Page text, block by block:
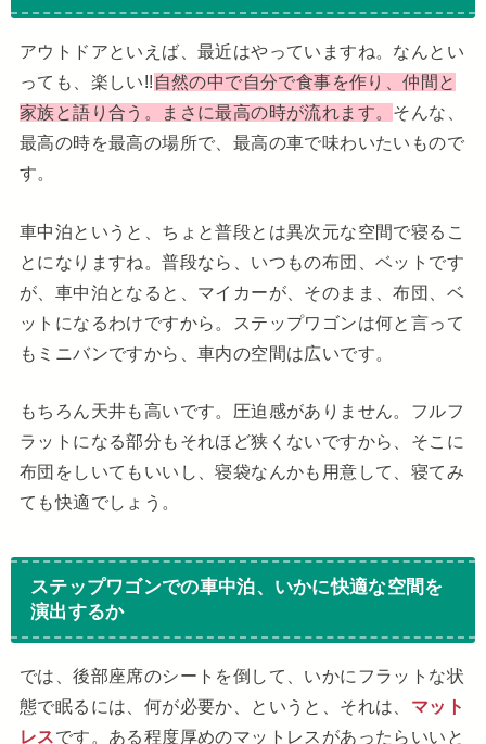
アウトドアといえば、最近はやっていますね。なんとい
っても、楽しい!! 自然の中で自分で食事を作り、仲間と
家族と語り合う。まさに最高の時が流れます。 そんな、
最高の時を最高の場所で、最高の車で味わいたいもので
す。
車中泊というと、ちょと普段とは異次元な空間で寝るこ
とになりますね。普段なら、いつもの布団、ベットです
が、車中泊となると、マイカーが、そのまま、布団、ベ
ットになるわけですから。ステップワゴンは何と言って
もミニバンですから、車内の空間は広いです。
もちろん天井も高いです。圧迫感がありません。フルフ
ラットになる部分もそれほど狭くないですから、そこに
布団をしいてもいいし、寝袋なんかも用意して、寝てみ
ても快適でしょう。
ステップワゴンでの車中泊、いかに快適な空間を
演出するか
では、後部座席のシートを倒して、いかにフラットな状
態で眠るには、何が必要か、というと、それは、 マット
レスです。ある程度厚めのマットレスがあったらいいと